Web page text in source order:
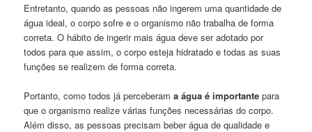
Entretanto, quando as pessoas não ingerem uma quantidade de
água ideal, o corpo sofre e o organismo não trabalha de forma
correta. O hábito de ingerir mais água deve ser adotado por
todos para que assim, o corpo esteja hidratado e todas as suas
funções se realizem de forma correta.
Portanto, como todos já perceberama água é importante para
que o organismo realize várias funções necessárias do corpo.
Além disso, as pessoas precisam beber água de qualidade e